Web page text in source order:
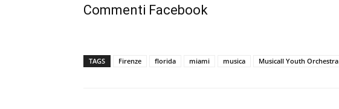
Commenti Facebook
TAGS Firenze florida miami musica Musicall Youth Orchestra